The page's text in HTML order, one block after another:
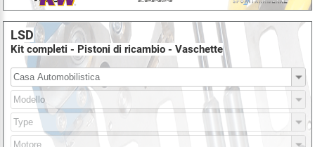
LSD
Kit completi - Pistoni di ricambio - Vaschette